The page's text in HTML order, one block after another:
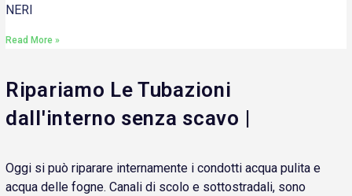
NERI
Read More »
Ripariamo Le Tubazioni
dall'interno senza scavo |
Oggi si può riparare internamente i condotti acqua pulita e
acqua delle fogne. Canali di scolo e sottostradali, sono